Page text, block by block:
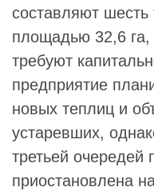
составляют шесть
площадью 32,6 га,
требуют
предприятие
новых теплиц и
устаревших,
третьей очередей
приостановлена